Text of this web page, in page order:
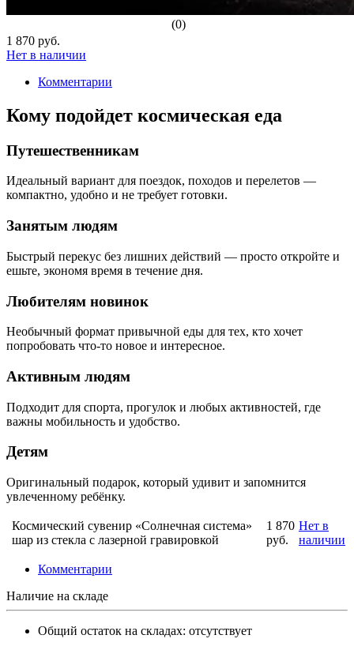
(0)
1 870 руб.
Нет в наличии
Комментарии
Кому подойдет космическая еда
Путешественникам
Идеальный вариант для поездок, походов и перелетов —
компактно, удобно и не требует готовки.
Занятым людям
Быстрый перекус без лишних действий — просто откройте и
ешьте, экономя время в течение дня.
Любителям новинок
Необычный формат привычной еды для тех, кто хочет
попробовать что-то новое и интересное.
Активным людям
Подходит для спорта, прогулок и любых активностей, где
важны мобильность и удобство.
Детям
Оригинальный подарок, который удивит и запомнится
увлеченному ребёнку.
Космический сувенир «Солнечная система»
шар из стекла с лазерной гравировкой
1 870
руб.
Нет в
наличии
Комментарии
Наличие на складе
Общий остаток на складах: отсутствует